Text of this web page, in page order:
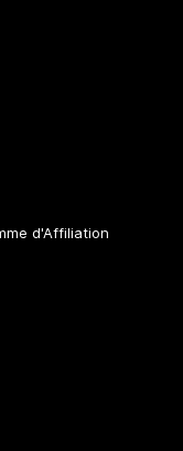
d'Affiliation